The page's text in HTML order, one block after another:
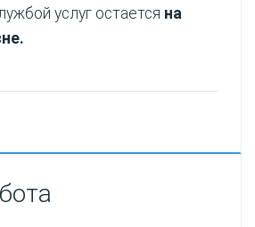
услуг остается на